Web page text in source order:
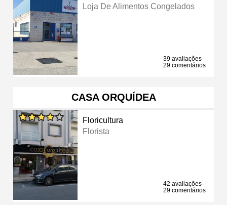
Loja De Alimentos Congelados
39 avaliações
29 comentários
CASA ORQUÍDEA
Floricultura
Florista
42 avaliações
29 comentários